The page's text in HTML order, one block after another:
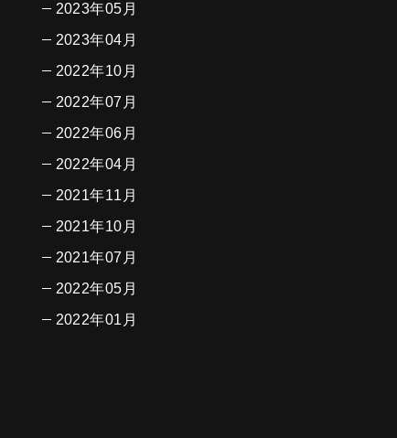
2023年05月
2023年04月
2022年10月
2022年07月
2022年06月
2022年04月
2021年11月
2021年10月
2021年07月
2022年05月
2022年01月